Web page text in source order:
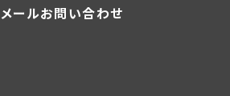
メールお問い合わせ